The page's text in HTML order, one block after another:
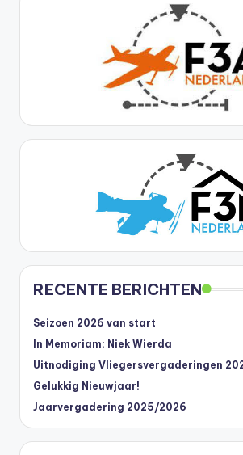
RECENTE BERICHTEN
Seizoen 2026 van start
In Memoriam: Niek Wierda
Uitnodiging Vliegersvergaderingen
Gelukkig Nieuwjaar!
Jaarvergadering 2025/2026